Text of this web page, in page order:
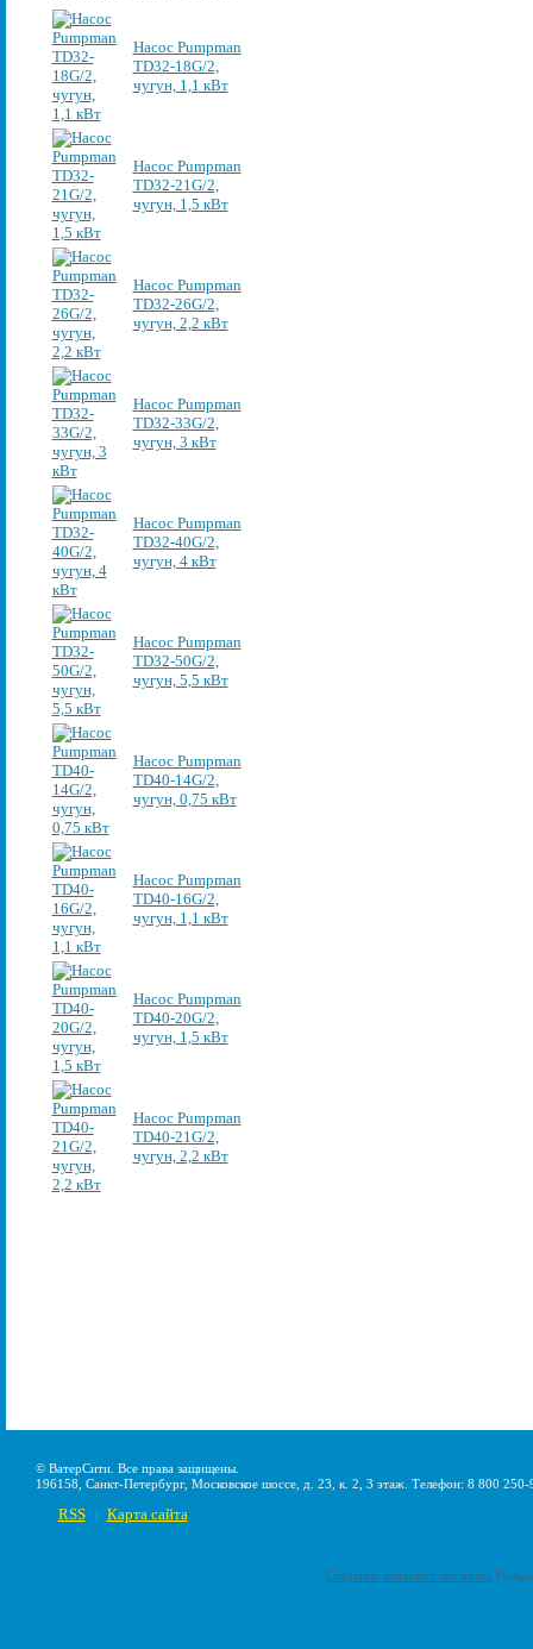
Насос Pumpman
TD32-18G/2,
чугун, 1,1 кВт
Насос Pumpman
TD32-21G/2,
чугун, 1,5 кВт
Насос Pumpman
TD32-26G/2,
чугун, 2,2 кВт
Насос Pumpman
TD32-33G/2,
чугун, 3 кВт
Насос Pumpman
TD32-40G/2,
чугун, 4 кВт
Насос Pumpman
TD32-50G/2,
чугун, 5,5 кВт
Насос Pumpman
TD40-14G/2,
чугун, 0,75 кВт
Насос Pumpman
TD40-16G/2,
чугун, 1,1 кВт
Насос Pumpman
TD40-20G/2,
чугун, 1,5 кВт
Насос Pumpman
TD40-21G/2,
чугун, 2,2 кВт
© ВатерСити. Все права защищены.
196158, Санкт-Петербург, Московское шоссе, д. 23, к. 2, 3 этаж. Телефон: 8 800
RSS Карта сайта
Создание интернет-магазина